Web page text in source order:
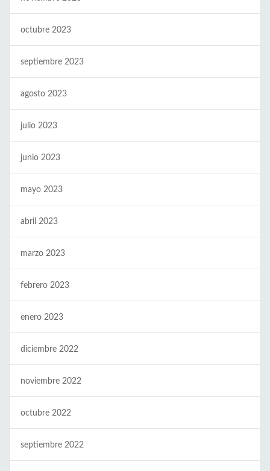
octubre 2023
septiembre 2023
agosto 2023
julio 2023
junio 2023
mayo 2023
abril 2023
marzo 2023
febrero 2023
enero 2023
diciembre 2022
noviembre 2022
octubre 2022
septiembre 2022